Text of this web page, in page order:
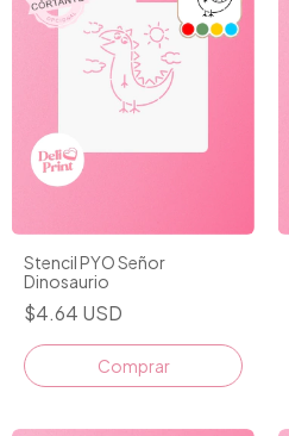
Stencil PYO Señor
Dinosaurio
$4.64 USD
Comprar